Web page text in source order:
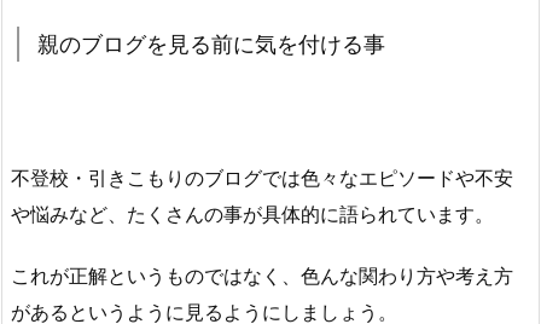
親のブログを見る前に気を付ける事
不登校・引きこもりのブログでは色々なエピソードや不安
や悩みなど、たくさんの事が具体的に語られています。
これが正解というものではなく、色んな関わり方や考え方
があるというように見るようにしましょう。